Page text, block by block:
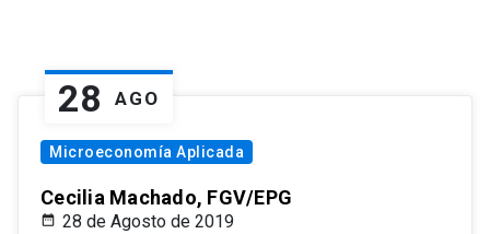
28 AGO
Microeconomía Aplicada
Cecilia Machado, FGV/EPG
28 de Agosto de 2019